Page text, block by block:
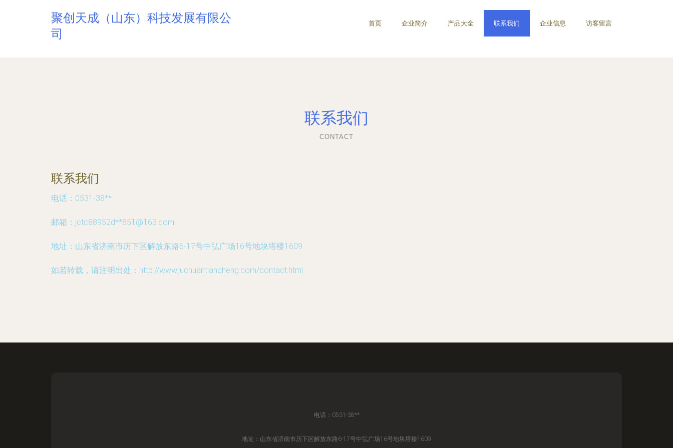
聚创天成（山东）科技发展有限公
司
首页 企业简介 产品大全 联系我们 企业信息 访客留言
联系我们
CONTACT
联系我们
电话：0531-38**
邮箱：jctc88952d**851@163.com
地址：山东省济南市历下区解放东路6-17号中弘广场16号地块塔楼1609
如若转载，请注明出处：http://www.juchuantiancheng.com/contact.html
电话：0531-38**
地址：山东省济南市历下区解放东路6-17号中弘广场16号地块塔楼1609